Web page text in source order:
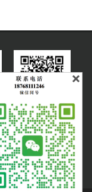
大咖说吐槽客服